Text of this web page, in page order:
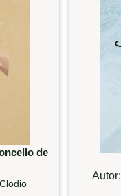
de
Autor: